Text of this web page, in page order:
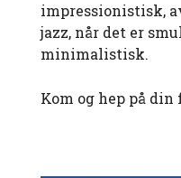
impressionistisk,
jazz, når det er
minimalistisk.
Kom og hep på